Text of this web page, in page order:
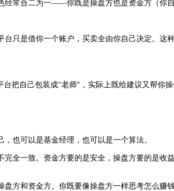
常合二为一——你既是操盘方也是资金方（你自
只是借你一个账户，买卖全由你自己决定。这
把自己包装成"老师"，实际上既给建议又帮你操
也可以是基金经理，也可以是一个算法。
全一致。资金方要的是安全，操盘方要的是收
方和资金方。你既要像操盘方一样思考怎么赚